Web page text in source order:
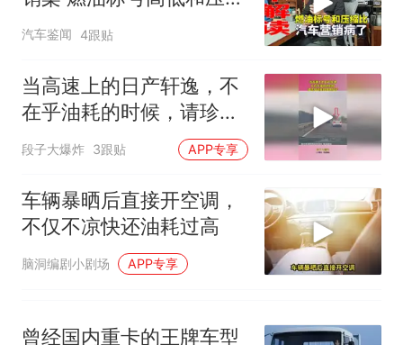
部作废，公平么？
空调24小时开着反而更省电？
佛山一中学招聘物理教师，笔
试前13名均遭淘汰？教育局：
已叫停招聘，成立调查组全面
“不建议大家买深色蛋糕”上热
搜，网友：天塌了！
因老师一句“跟我回家”改写了
人生
比关系不大
汽车鉴闻 4跟贴
当高速上的日产轩逸，不
在乎油耗的时候，请珍惜
这样的陪跑搭子
段子大爆炸 3跟贴 APP专享
车辆暴晒后直接开空调，
不仅不凉快还油耗过高
脑洞编剧小剧场 APP专享
曾经国内重卡的王牌车型